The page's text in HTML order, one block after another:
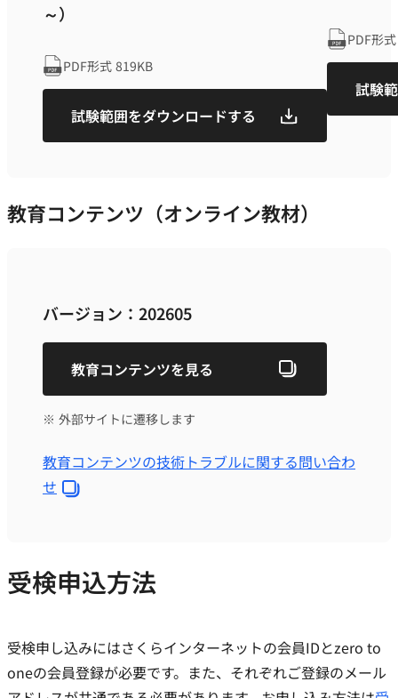
～）
PDF形式819KB
試験範囲をダウンロードする
PDF形
試験
教育コンテンツ（オンライン教材）
バージョン：202605
教育コンテンツを見る
※ 外部サイトに遷移します
教育コンテンツの技術トラブルに関する問い合わ
せ
受検申込方法
受検申し込みにはさくらインターネットの会員IDとzero to
oneの会員登録が必要です。また、それぞれご登録のメール